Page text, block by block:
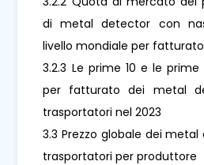
di metal detector con
livello mondiale per
3.2.3 Le prime 10 e le
per fatturato dei metal
trasportatori nel 2023
3.3 Prezzo globale dei
trasportatori per produttore